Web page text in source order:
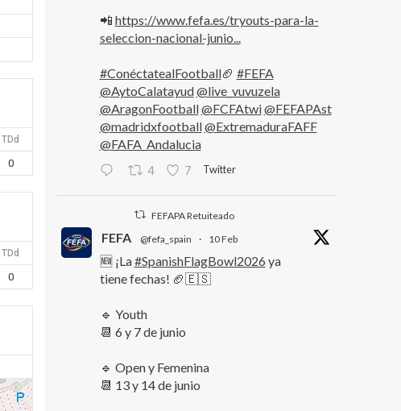
TDd
0
TDd
0
📲 https://www.fefa.es/tryouts-para-la-
seleccion-nacional-junio...
#ConéctatealFootball🏈 #FEFA
@AytoCalatayud@live_vuvuzela
@AragonFootball@FCFAtwi@FEFAPAst
@madridxfootball@ExtremaduraFAFF
@FAFA_Andalucia
4 7 Twitter
FEFAPA Retuiteado
FEFA @fefa_spain · 10 Feb
🆕 ¡La#SpanishFlagBowl2026 ya
tiene fechas! 🏈🇪🇸
🔹 Youth
📆 6 y 7 de junio
🔹 Open y Femenina
📆 13 y 14 de junio